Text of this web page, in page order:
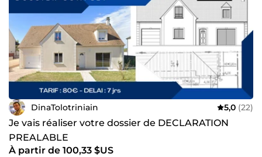
DinaTolotriniain 5,0 (22)
Je vais réaliser votre dossier de DECLARATION
PREALABLE
À partir de 100,33 $US